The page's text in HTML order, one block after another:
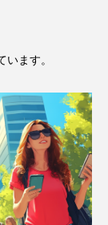
ます。